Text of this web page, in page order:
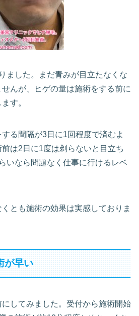
ました。まだ青みが目立たなくな
んが、ヒゲの量は施術をする前に
す。
る間隔が3日に1回程度で済むよ
は2日に1度は剃らないと目立ち
いなら問題なく仕事に行けるレベ
とも施術の効果は実感しておりま
が早い
してみました。受付から施術開始